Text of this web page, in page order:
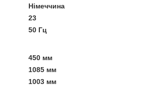
Німеччина
23
50 Гц
450 мм
1085 мм
1003 мм